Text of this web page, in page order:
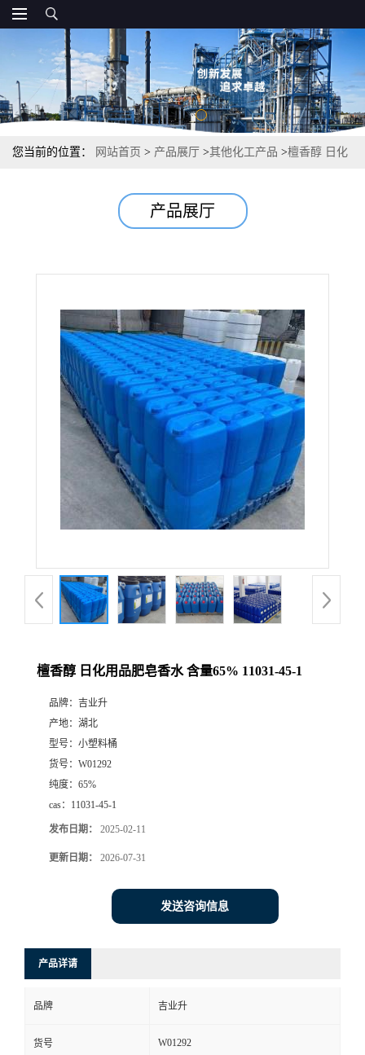
您当前的位置： 网站首页 > 产品展厅 >其他化工产品 >檀香醇 日化
产品展厅
檀香醇 日化用品肥皂香水 含量65% 11031-45-1
品牌： 吉业升
产地： 湖北
型号： 小塑料桶
货号： W01292
纯度： 65%
cas： 11031-45-1
发布日期： 2025-02-11
更新日期： 2026-07-31
发送咨询信息
产品详请
品牌 吉业升
货号 W01292